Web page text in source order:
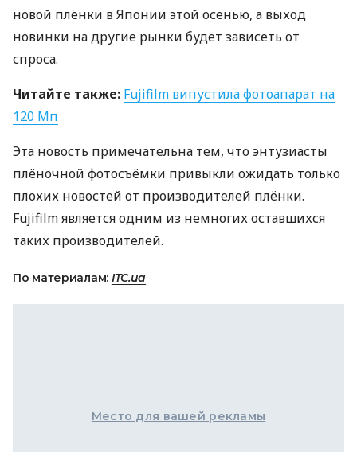
новой плёнки в Японии этой осенью, а выход
новинки на другие рынки будет зависеть от
спроса.
Читайте также: Fujifilm випустила фотоапарат на
120 Мп
Эта новость примечательна тем, что энтузиасты
плёночной фотосъёмки привыкли ожидать только
плохих новостей от производителей плёнки.
Fujifilm является одним из немногих оставшихся
таких производителей.
По материалам: ITC.ua
Место для вашей рекламы